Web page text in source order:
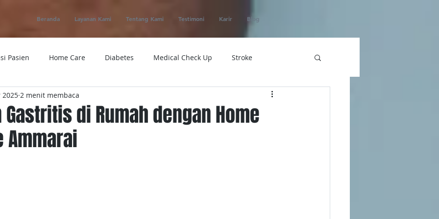
Beranda Layanan Kami Tentang Kami Testimoni Karir Blog
Pasien Home Care Diabetes Medical Check Up Stroke
Ambulance
Service Obat
di Rumah dengan Home
Ammarai
2025 2 menit membaca